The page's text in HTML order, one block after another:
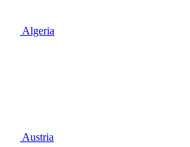
Algeria
Austria